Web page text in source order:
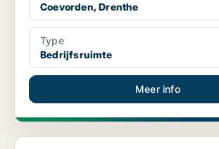
Coevorden, Drenthe
Type
Bedrijfsruimte
Meer info
Commercial property in Coevorden, Drenthe